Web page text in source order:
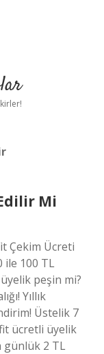
Mi
Çekim Ücreti
ile 100 TL
peşin mi?
Yıllık
Üstelik 7
ücretli üyelik
günlük 2 TL